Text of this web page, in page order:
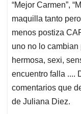
“Mejor Carmen”,
maquilla tanto
menos postiza
uno no lo cambian
hermosa, sexi,
encuentro falla ....
comentarios que
de Juliana Diez.